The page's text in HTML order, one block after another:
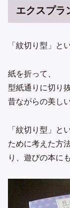
エクスプラ
「紋切り型」と
紙を折って、
型紙通りに切り
昔ながらの美し
「紋切り型」と
ために考えた方
り、遊びの本に